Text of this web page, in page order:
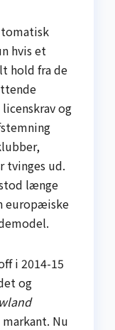
hvis et
hold fra de
og
tvinges ud.
længe
europæiske
i 2014-15
og
Nu